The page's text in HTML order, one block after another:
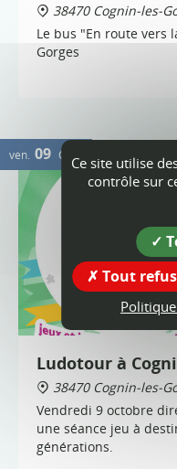
38470 Cognin-les-
Le bus "En route vers
Gorges
ven. 09 OCT.
Ludotour à
38470 Cognin-les-
Vendredi 9 octobre
une séance jeu à
générations.
Ce site utilise
contrôle sur
Tout